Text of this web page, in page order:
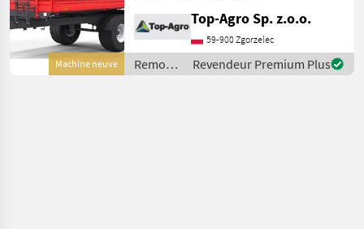
Machine neuve
500mm - 1000 € netto
Aufsatz aus Gitter 700mm
Plane Auflaufbremse 2-
Kreis DL Bremse B
Top-Agro Sp. z.o.o.
59-900 Zgorzelec
Remorques
/ Metal-
Revendeur Premium Plus